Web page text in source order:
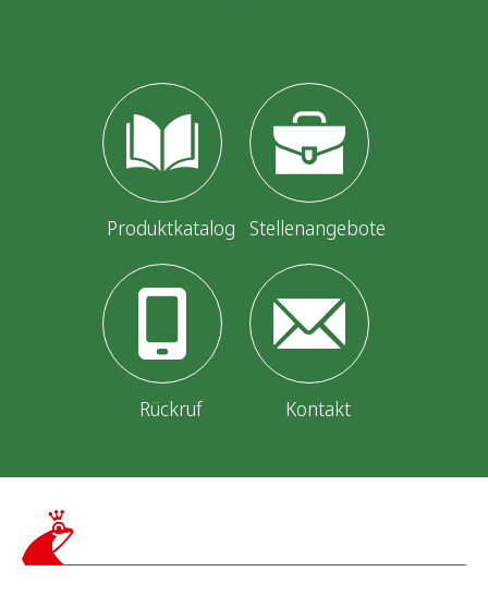
Produktkatalog Stellenangebote
Rückruf Kontakt